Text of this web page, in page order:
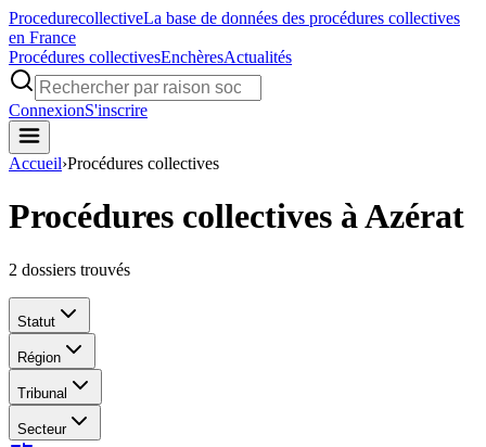
ProcedurecollectiveLa base de données des procédures collectives
en France
Procédures collectivesEnchèresActualités
ConnexionS'inscrire
Accueil›Procédures collectives
Procédures collectives à Azérat
2 dossiers trouvés
Statut
Région
Tribunal
Secteur